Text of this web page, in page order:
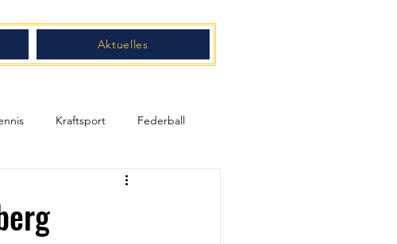
Aktuelles
Kraftsport Federball